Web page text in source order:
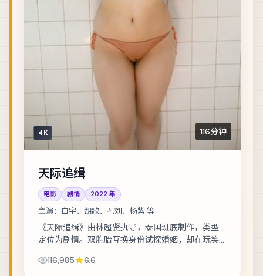
4K 116分钟
天际追缉
电影 剧情 2022 年
主演： 白宇、胡歌、孔刘、杨紫 等
《天际追缉》由林超贤执导，泰国班底制作，类型
定位为剧情。双胞胎互换身份试探婚姻，却在玩笑
表演层次丰富。群戏调度成熟，配角亦有完整动...
116,985 6.6